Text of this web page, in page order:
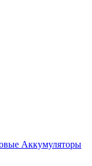
Аккумуляторы